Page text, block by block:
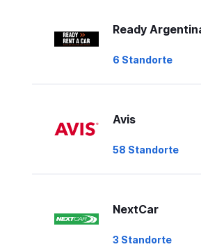
Ready
6 Standorte
Avis
58 Standorte
NextCar
3 Standorte